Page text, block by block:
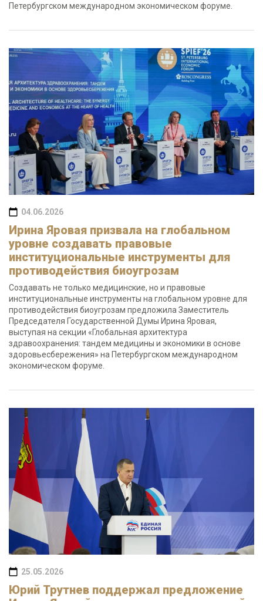
Петербургском международном экономическом форуме.
04.06.2026
Ирина Яровая призвала на глобальном
уровне создавать правовые
институциональные инструменты для
противодействия биоугрозам
Создавать не только медицинские, но и правовые
институциональные инструменты на глобальном уровне для
противодействия биоугрозам предложила Заместитель
Председателя Государственной Думы Ирина Яровая,
выступая на секции «Глобальная архитектура
здравоохранения: тандем медицины и экономики в основе
здоровьесбережения» на Петербургском международном
экономическом форуме.
25.05.2026
Юрий Трутнев поддержал предложение